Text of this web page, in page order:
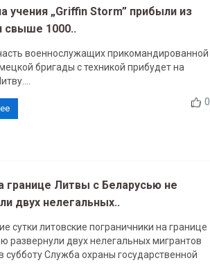
учения „Griffin Storm” прибыли из
свыше 1000..
военнослужащих прикомандированной
бригады с техникой прибудет на
0
границе Литвы с Беларусью не
двух нелегальных..
сутки литовские пограничники на границе
развернули двух нелегальных мигрантов
субботу Служба охраны государственной